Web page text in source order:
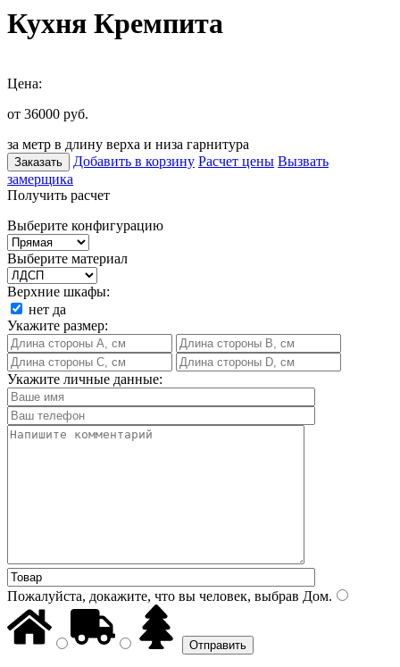
Кухня Кремпита
Цена:
от 36000 руб.
за метр в длину верха и низа гарнитура
Заказать Добавить в корзину Расчет цены Вызвать
замерщика
Получить расчет
Выберите конфигурацию
Выберите материал
Верхние шкафы:
нет да
Укажите размер:
Укажите личные данные:
Пожалуйста, докажите, что вы человек, выбрав Дом.